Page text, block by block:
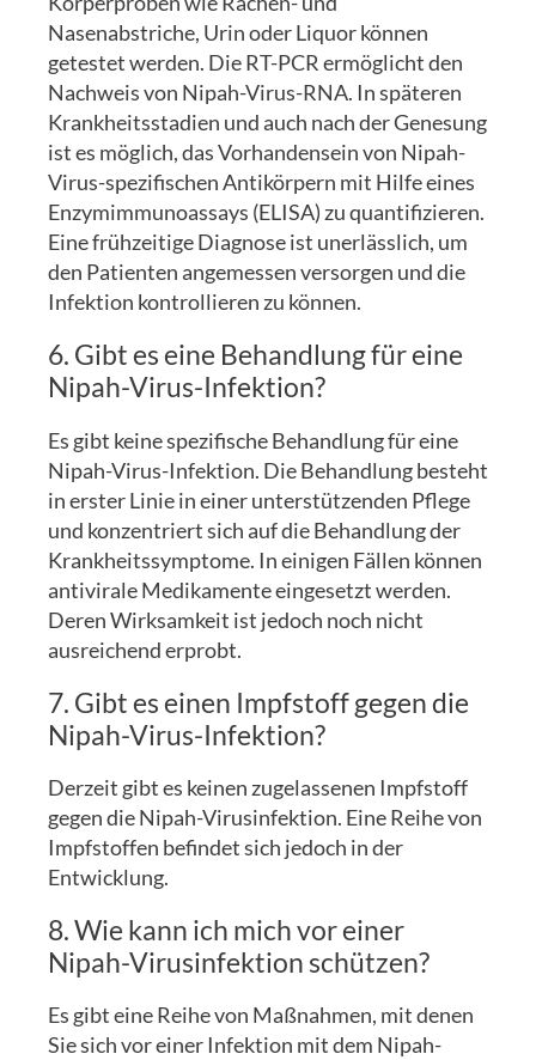
Nasenabstriche, Urin oder Liquor können
getestet werden. Die RT-PCR ermöglicht den
Nachweis von Nipah-Virus-RNA. In späteren
Krankheitsstadien und auch nach der Genesung
ist es möglich, das Vorhandensein von Nipah-
Virus-spezifischen Antikörpern mit Hilfe eines
Enzymimmunoassays (ELISA) zu quantifizieren.
Eine frühzeitige Diagnose ist unerlässlich, um
den Patienten angemessen versorgen und die
Infektion kontrollieren zu können.
6. Gibt es eine Behandlung für eine
Nipah-Virus-Infektion?
Es gibt keine spezifische Behandlung für eine
Nipah-Virus-Infektion. Die Behandlung besteht
in erster Linie in einer unterstützenden Pflege
und konzentriert sich auf die Behandlung der
Krankheitssymptome. In einigen Fällen können
antivirale Medikamente eingesetzt werden.
Deren Wirksamkeit ist jedoch noch nicht
ausreichend erprobt.
7. Gibt es einen Impfstoff gegen die
Nipah-Virus-Infektion?
Derzeit gibt es keinen zugelassenen Impfstoff
gegen die Nipah-Virusinfektion. Eine Reihe von
Impfstoffen befindet sich jedoch in der
Entwicklung.
8. Wie kann ich mich vor einer
Nipah-Virusinfektion schützen?
Es gibt eine Reihe von Maßnahmen, mit denen
Sie sich vor einer Infektion mit dem Nipah-